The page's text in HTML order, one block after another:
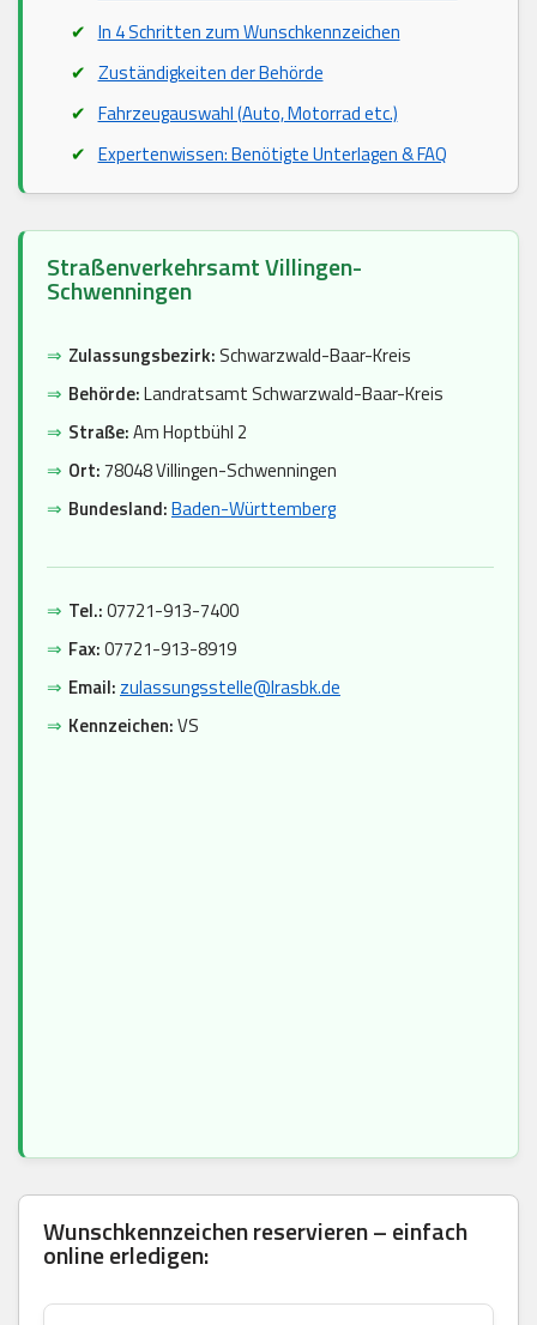
In 4 Schritten zum Wunschkennzeichen
Zuständigkeiten der Behörde
Fahrzeugauswahl (Auto, Motorrad etc.)
Expertenwissen: Benötigte Unterlagen & FAQ
Straßenverkehrsamt Villingen-
Schwenningen
⇒ Zulassungsbezirk: Schwarzwald-Baar-Kreis
⇒ Behörde:Landratsamt Schwarzwald-Baar-Kreis
⇒ Straße:Am Hoptbühl 2
⇒ Ort:78048 Villingen-Schwenningen
⇒ Bundesland:Baden-Württemberg
⇒ Tel.:07721-913-7400
⇒ Fax:07721-913-8919
⇒ Email: zulassungsstelle@lrasbk.de
⇒ Kennzeichen:VS
Wunschkennzeichen reservieren – einfach
online erledigen: